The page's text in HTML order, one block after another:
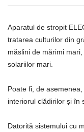
Aparatul de stropit
tratarea culturilor din
măslini de mărimi
solariilor mari.
Poate fi, de
interiorul clădirilor și în
Datorită sistemului cu